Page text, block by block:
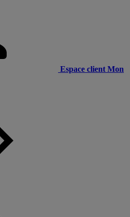
Espace client Mon